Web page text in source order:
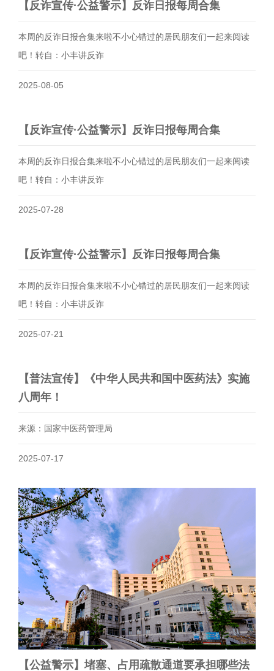
​【反诈宣传·公益警示】反诈日报每周合集
本周的反诈日报合集来啦不小心错过的居民朋友们一起来阅读
吧！转自：小丰讲反诈
2025-08-05
​【反诈宣传·公益警示】反诈日报每周合集
本周的反诈日报合集来啦不小心错过的居民朋友们一起来阅读
吧！转自：小丰讲反诈
2025-07-28
​【反诈宣传·公益警示】反诈日报每周合集
本周的反诈日报合集来啦不小心错过的居民朋友们一起来阅读
吧！转自：小丰讲反诈
2025-07-21
​【普法宣传】《中华人民共和国中医药法》实施
八周年！
来源：国家中医药管理局
2025-07-17
【公益警示】堵塞、占用疏散通道要承担哪些法